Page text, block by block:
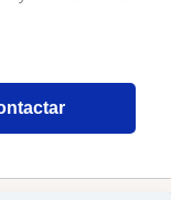
de la